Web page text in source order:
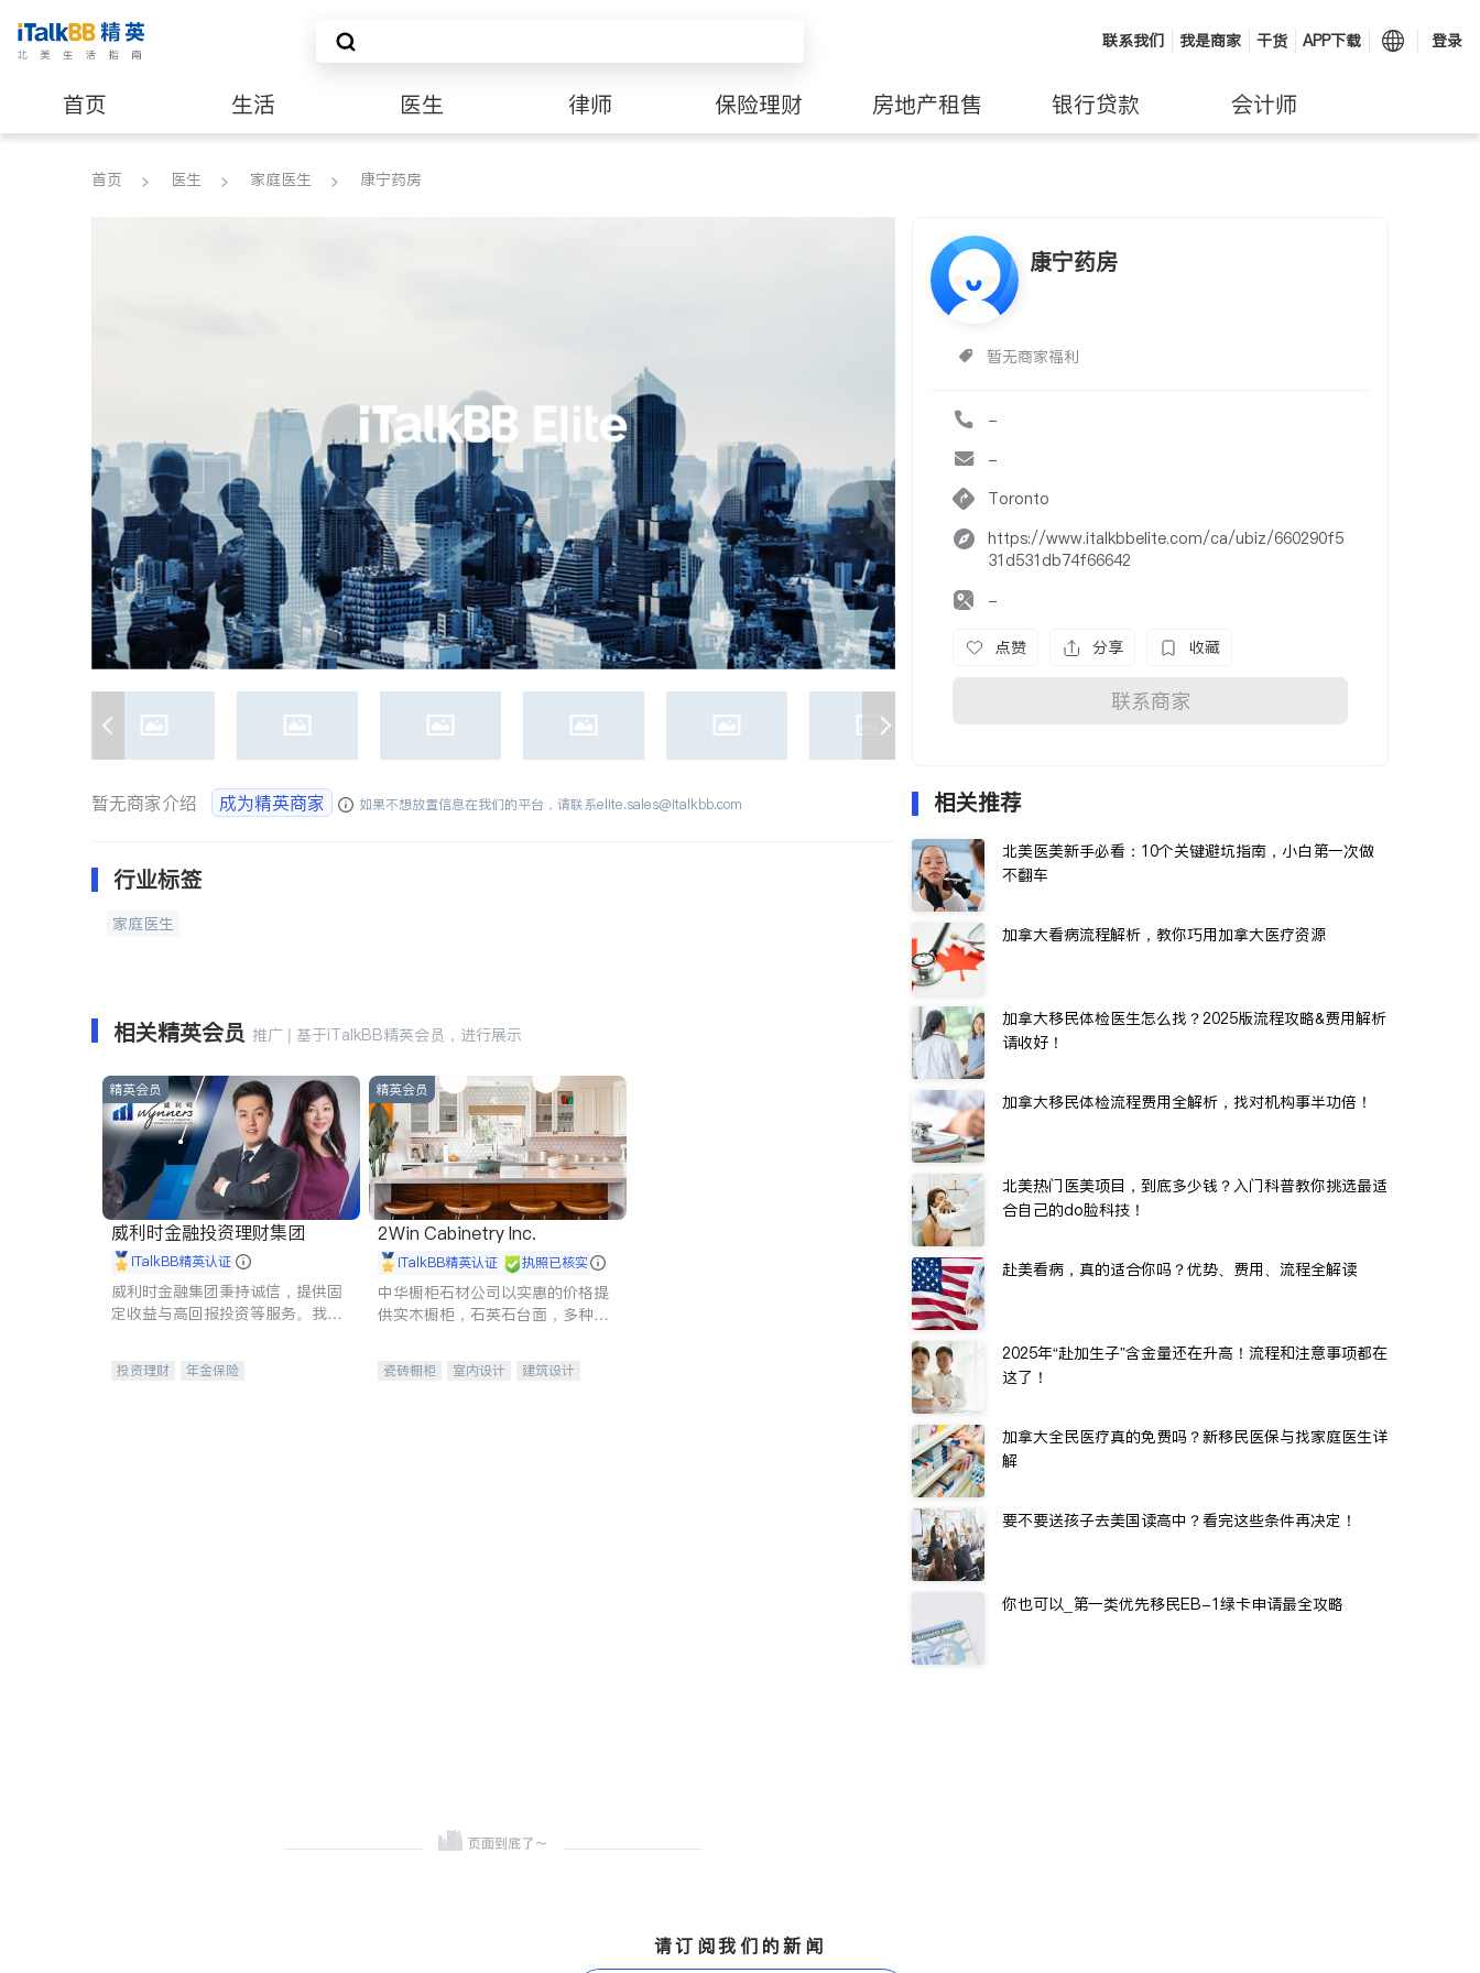
联系我们 我是商家 干货 APP下载 登录
首页 生活 医生 律师 保险理财 房地产租售 银行贷款 会计师
建筑装修
首页 医生 家庭医生 康宁药房
康宁药房
暂无商家福利
-
-
Toronto
https://www.italkbbelite.com/ca/ubiz/660290f5
31d531db74f66642
-
点赞 分享 收藏
联系商家
暂无商家介绍 成为精英商家 如果不想放置信息在我们的平台，请联系elite.sales@italkbb.com
行业标签
家庭医生
相关精英会员 推广 | 基于iTalkBB精英会员，进行展示
精英会员
威利时金融投资理财集团
iTalkBB精英认证
威利时金融集团秉持诚信，提供固
定收益与高回报投资等服务。我们
元化组合，助力客户实现目标
投资理财
年金保险
精英会员
2Win Cabinetry Inc.
iTalkBB精英认证 执照已核实
中华橱柜石材公司以实惠的价格提
供实木橱柜，石英石台面，多种优
机。品质厨房，家的选择。
瓷砖橱柜 室内设计
建筑设计
相关推荐
北美医美新手必看：10个关键避坑指南，小白第一次做
不翻车
加拿大看病流程解析，教你巧用加拿大医疗资源
加拿大移民体检医生怎么找？2025版流程攻略&费用解析
请收好！
加拿大移民体检流程费用全解析，找对机构事半功倍！
北美热门医美项目，到底多少钱？入门科普教你挑选最适
合自己的do脸科技！
赴美看病，真的适合你吗？优势、费用、流程全解读
2025年“赴加生子”含金量还在升高！流程和注意事项都在
这了！
加拿大全民医疗真的免费吗？新移民医保与找家庭医生详
解
要不要送孩子去美国读高中？看完这些条件再决定！
你也可以_第一类优先移民EB-1绿卡申请最全攻略
请订阅我们的新闻